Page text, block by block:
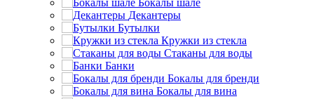
Декантеры
Бутылки
Кружки из стекла
Стаканы для воды
Банки
Бокалы для бренди
Бокалы для вина